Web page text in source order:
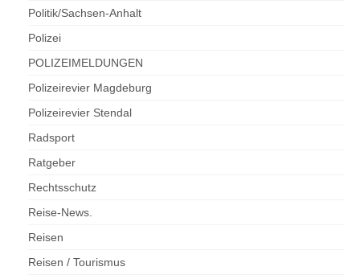
Politik/Sachsen-Anhalt
Polizei
POLIZEIMELDUNGEN
Polizeirevier Magdeburg
Polizeirevier Stendal
Radsport
Ratgeber
Rechtsschutz
Reise-News.
Reisen
Reisen / Tourismus